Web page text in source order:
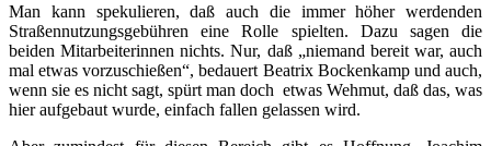
Man kann spekulieren, daß auch die immer höher werdenden
Straßennutzungsgebühren eine Rolle spielten. Dazu sagen die
beiden Mitarbeiterinnen nichts. Nur, daß „niemand bereit war, auch
mal etwas vorzuschießen“, bedauert Beatrix Bockenkamp und auch,
wenn sie es nicht sagt, spürt man doch etwas Wehmut, daß das, was
hier aufgebaut wurde, einfach fallen gelassen wird.